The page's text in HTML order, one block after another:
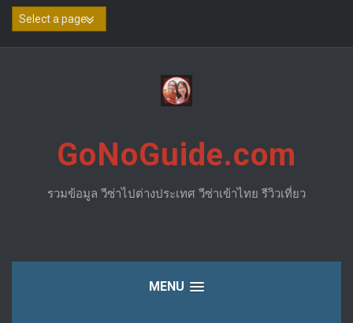
Skip
GoNoGuide.com
รวมข้อมูล วีซ่าไปต่างประเทศ วีซ่าเข้าไทย รีวิวเที่ยว
MENU